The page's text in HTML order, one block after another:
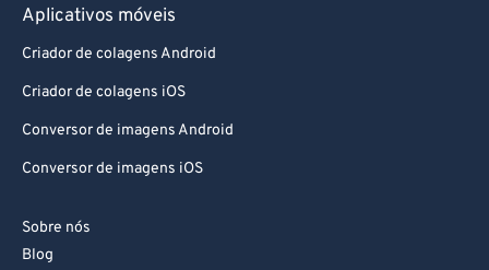
Aplicativos móveis
Criador de colagens Android
Criador de colagens iOS
Conversor de imagens Android
Conversor de imagens iOS
Sobre nós
Blog